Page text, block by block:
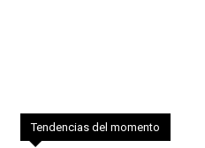
Tendencias del momento